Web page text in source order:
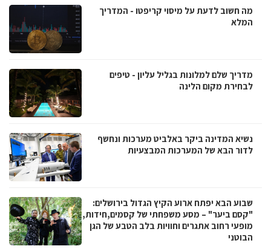
מה חשוב לדעת על מיסוי קריפטו - המדריך
המלא
מדריך שלם למלונות בגליל עליון - טיפים
לבחירת מקום הלינה
נשיא המדינה ביקר באלביט מערכות ונחשף
לדור הבא של המערכות המבצעיות
שבוע הבא יפתח ארוע הקיץ הגדול בירושלים:
"קסם ביער" – מסע משפחתי של קסמים,חידות,
מופעי רחוב אתגרים וחוויות בלב הטבע של הגן
הבוטני